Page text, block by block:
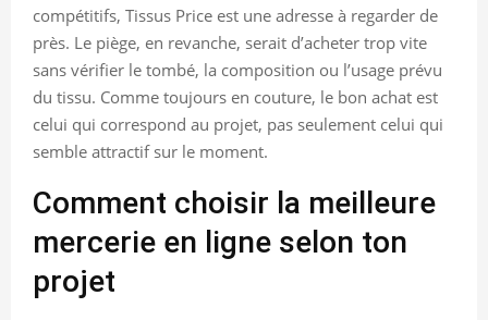
compétitifs, Tissus Price est une adresse à regarder de
près. Le piège, en revanche, serait d’acheter trop vite
sans vérifier le tombé, la composition ou l’usage prévu
du tissu. Comme toujours en couture, le bon achat est
celui qui correspond au projet, pas seulement celui qui
semble attractif sur le moment.
Comment choisir la meilleure
mercerie en ligne selon ton
projet